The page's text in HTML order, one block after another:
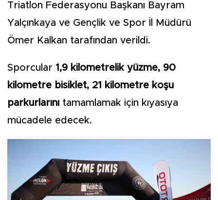
Triatlon Federasyonu Başkanı Bayram
Yalçınkaya ve Gençlik ve Spor İl Müdürü
Ömer Kalkan tarafından verildi.
Sporcular 1,9 kilometrelik yüzme, 90
kilometre bisiklet, 21 kilometre koşu
parkurlarını tamamlamak için kıyasıya
mücadele edecek.